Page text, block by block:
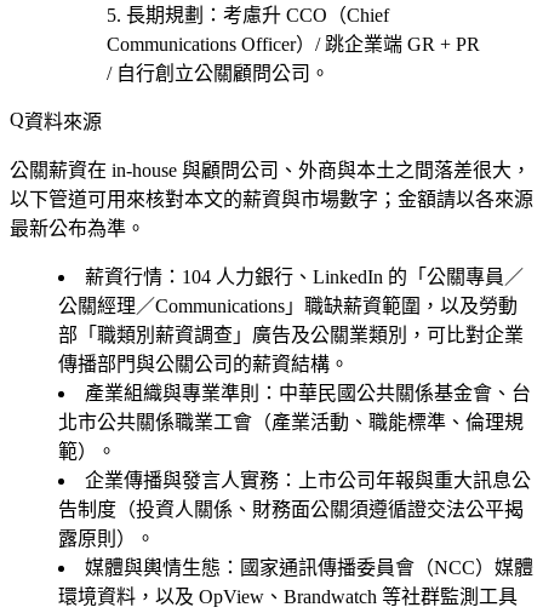
長期規劃 ：考慮升 CCO（Chief
Communications Officer）/ 跳企業端 GR + PR
/ 自行創立公關顧問公司 。
資料來源
公關薪資在 in-house 與顧問公司、外商與本土之間落差很大，
以下管道可用來核對本文的薪資與市場數字；金額請以各來源
最新公布為準。
薪資行情 ：104 人力銀行、LinkedIn 的「公關專員／
公關經理／Communications」職缺薪資範圍，以及勞動
部「職類別薪資調查」廣告及公關業類別，可比對企業
傳播部門與公關公司的薪資結構。
產業組織與專業準則
：中華民國公共關係基金會、台
北市公共關係職業工會（產業活動、職能標準、倫理規
範）。
企業傳播與發言人實務 ：上市公司年報與重大訊息公
告制度（投資人關係、財務面公關須遵循證交法公平揭
露原則）。
媒體與輿情生態 ：國家通訊傳播委員會（NCC）媒體
環境資料，以及 OpView、Brandwatch 等社群監測工具